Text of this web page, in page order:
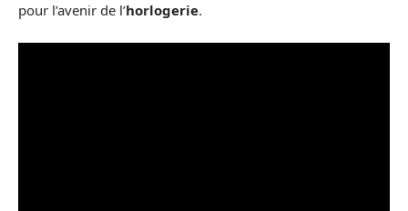
pour l’avenir de l’horlogerie.